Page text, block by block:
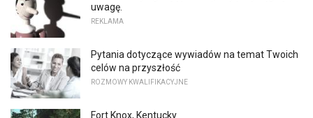
uwagę.
REKLAMA
Pytania dotyczące wywiadów na temat Twoich
celów na przyszłość
ROZMOWY KWALIFIKACYJNE
Fort Knox, Kentucky